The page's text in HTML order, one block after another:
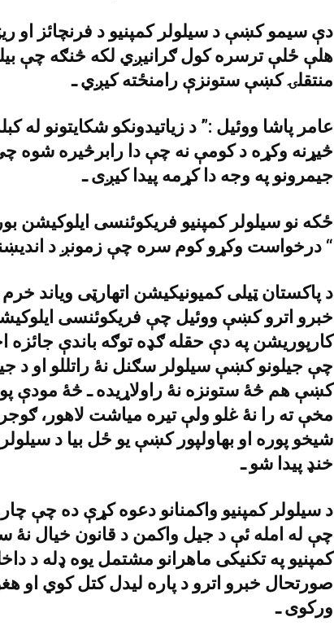
دې سيمو کښې د سيلولر کمپنيو د فرنچائز او
هلې ځلې ترسره کول ګرانيږي لکه څنګه چې
منتقلۍ کښې ستونزې رامنځته کيږي ـ
عامر پاشا ووئيل :” د زياتيدونکو شکايتونو له
څيړنه وکړه د کومې نه چې دا رابرڅيره شوه
جيمرونو په وجه دا کړمه پيدا کيږى ـ
ځکه نو سيلولر کمپنيو فريکوئنسى ايلوکيشن
درخواست وکړو کوم سره چې زمونږ د انديښنو تصديق شوے دے ـ “
د پاکستان ټيلى کميونيکيشن اتهارټى وياند
خبرو اترو کښې ووئيل چې فريکوئنسى
کارپوريشن په دې حقله ګډه توګه باندې
چې جيلونو کښې سيلولر سګنل نۀ راتللو او د
کښې هم څۀ ستونزه نۀ راولاړيده ـ څۀ
مخې ته را نۀ غلو ولې تيره مياشت لاهور،
شيخو پوره او بهاولپور کښې يو ځل بيا د
خنډ پيدا شو ـ
د سيلولر کمپنيو واکمنانو دعوه کړې ده چې
چې له امله ئې د جيل واکمن د قانون خيال نۀ
کمپنيو په تکنيکى ماهرانو مشتمل يوه ډله د
صورتحال خبرو اترو د پاره ليدل کتل کوي او
ورکوى ـ